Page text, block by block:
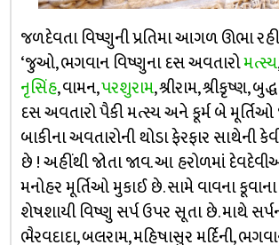
જળદેવતા વિષ્ણુની પ્રતિમા આગળ ઊભા
‘જુઓ, ભગવાન વિષ્ણુના દસ અવતારોમત્સ્ય
નૃસિંહ, વામન,પરશુરામ, શ્રીરામ, શ્રીકૃષ્ણ,
દસ અવતારો પૈકી મત્સ્ય અને કૂર્મ બે મૂર્તિઓ
બાકીના અવતારોની થોડા ફેરફાર સાથેની
છે ! અહીંથી જોતા જાવ. આ હરોળમાં
મનોહર મૂર્તિઓ મુકાઈ છે. સામે વાવના
શેષશાયી વિષ્ણુ સર્પ ઉપર સૂતા છે. માથે
ભૈરવદાદા, બલરામ, મહિષાસુર મર્દિની,